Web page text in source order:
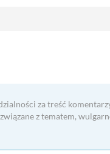
za treść
z tematem,